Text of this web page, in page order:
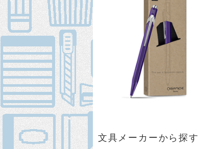
文具メーカーから探す